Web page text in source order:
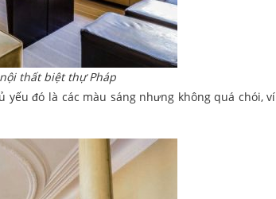
thất biệt thự Pháp
đó là các màu sáng nhưng không quá chói, ví